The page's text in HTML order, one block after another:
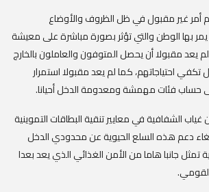
أمر غير مقبول في ظل الظروف والأوضاع
يمر بها الوطن والتي تؤثر بصورة مباشرة على معيشة
لم يعد مقبولا أن يحصل المتوفون والعاملون بالخارج
احتياجاتهم، كما لم يعد مقبولا استمرار
حساب فئات مهمشة ومعدومة الدخل أحيانا.
الشفافية في معايير تنقية البطاقات التموينية
دعم هذه السلع الحيوية عن محدودي الدخل
تمثل جانبا هاما من الأمن الغذائي الذي يعد بعدا